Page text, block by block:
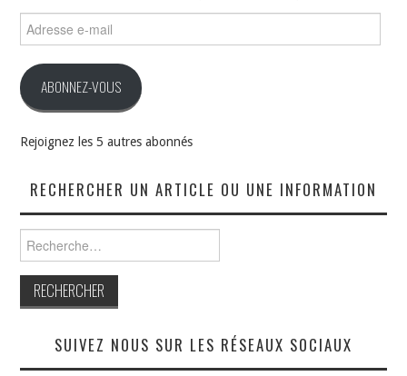
e-
ABONNEZ-VOUS
Rejoignez les 5 autres abonnés
RECHERCHER UN ARTICLE OU UNE INFORMATION
SUIVEZ NOUS SUR LES RÉSEAUX SOCIAUX